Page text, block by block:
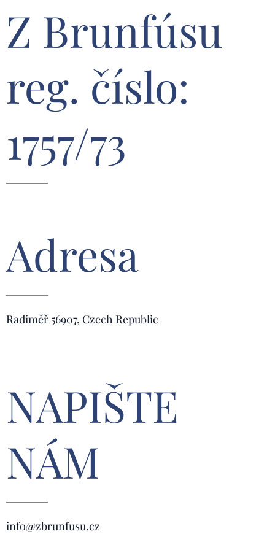
Z Brunfúsu
reg. číslo:
1757/73
Adresa
Radiměř 56907, Czech Republic
NAPIŠTE
NÁM
info@zbrunfusu.cz